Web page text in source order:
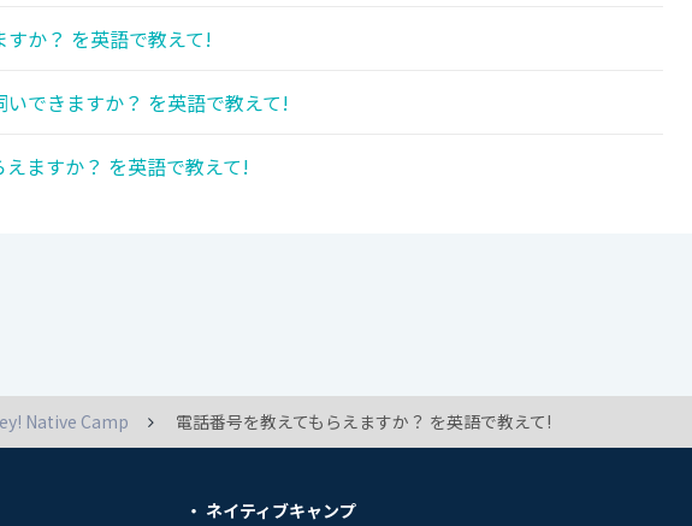
か？ を英語で教えて!
できますか？ を英語で教えて!
ますか？ を英語で教えて!
Native Camp 電話番号を教えてもらえますか？ を英語で教えて!
ネイティブキャンプ